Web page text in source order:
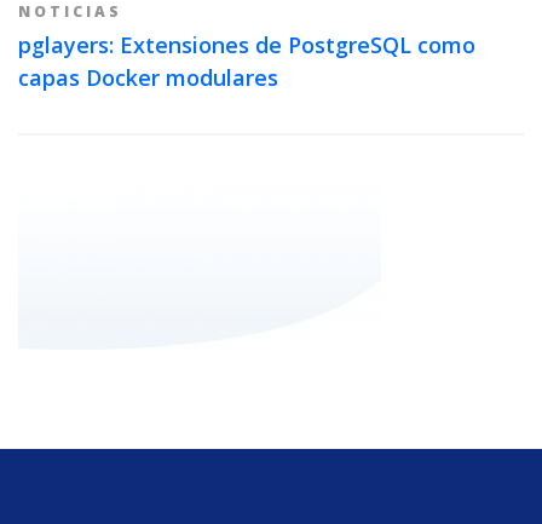
NOTICIAS
pglayers: Extensiones de PostgreSQL como
capas Docker modulares